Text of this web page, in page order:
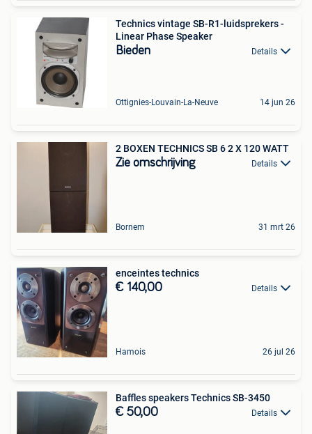
Technics vintage SB-R1-luidsprekers -
Linear Phase Speaker
Bieden Details
Ottignies-Louvain-La-Neuve 14 jun 26
2 BOXEN TECHNICS SB 6 2 X 120 WATT
Zie omschrijving Details
Bornem 31 mrt 26
enceintes technics
€ 140,00 Details
Hamois 26 jul 26
Baffles speakers Technics SB-3450
€ 50,00 Details